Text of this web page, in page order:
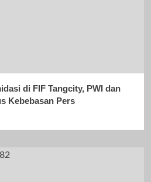
di FIF Tangcity, PWI dan
Kebebasan Pers